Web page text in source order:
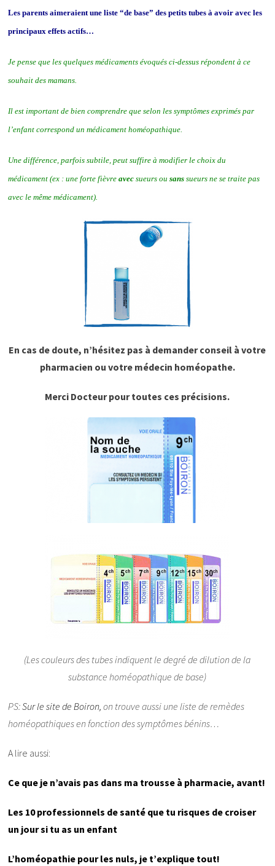
Les parents aimeraient une liste “de base” des petits tubes à avoir avec les
principaux effets actifs…
Je pense que les quelques médicaments évoqués ci-dessus répondent à ce
souhait des mamans.
Il est important de bien comprendre que selon les symptômes exprimés par
l’enfant correspond un médicament homéopathique.
Une différence, parfois subtile, peut suffire à modifier le choix du
médicament (ex : une forte fièvreavec sueurs ousans sueurs ne se traite pas
avec le même médicament).
En cas de doute, n’hésitez pas à demander conseil à votre
pharmacien ou votre médecin homéopathe.
Merci Docteur pour toutes ces précisions.
(Les couleurs des tubes indiquent le degré de dilution de la
substance homéopathique de base)
PS:Sur le site de Boiron, on trouve aussi une liste de remèdes
homéopathiques en fonction des symptômes bénins…
A lire aussi:
Ce que je n’avais pas dans ma trousse à pharmacie, avant!
Les 10 professionnels de santé que tu risques de croiser
un jour si tu as un enfant
L’homéopathie pour les nuls, je t’explique tout!